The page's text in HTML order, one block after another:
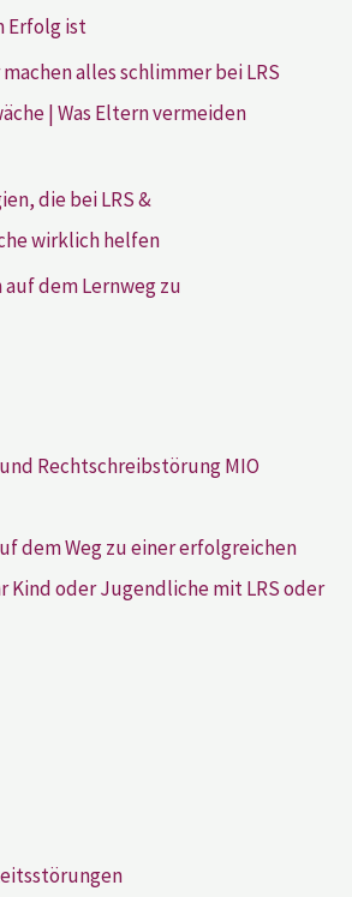
Erfolg ist
alles schlimmer bei LRS
| Was Eltern vermeiden
die bei LRS &
wirklich helfen
dem Lernweg zu
dem Weg zu einer erfolgreichen
Kind oder Jugendliche mit LRS oder